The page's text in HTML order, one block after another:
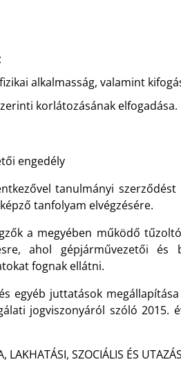
alkalmasság, valamint
korlátozásának elfogadása.
engedély
tanulmányi
tanfolyam elvégzésére.
a megyében működő
ahol gépjárművezetői és
fognak ellátni.
egyéb juttatások
jogviszonyáról szóló 2015.
SZOCIÁLIS ÉS